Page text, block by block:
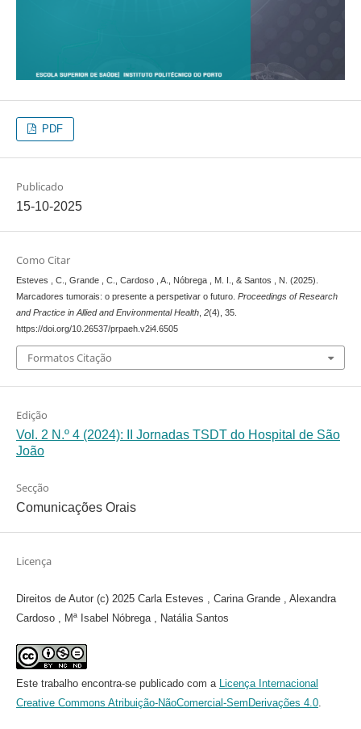
PDF
Publicado
15-10-2025
Como Citar
Esteves , C., Grande , C., Cardoso , A., Nóbrega , M. I., & Santos , N. (2025).
Marcadores tumorais: o presente a perspetivar o futuro. Proceedings of Research
and Practice in Allied and Environmental Health, 2(4), 35.
https://doi.org/10.26537/prpaeh.v2i4.6505
Formatos Citação
Edição
Vol. 2 N.º 4 (2024): II Jornadas TSDT do Hospital de São
João
Secção
Comunicações Orais
Licença
Direitos de Autor (c) 2025 Carla Esteves , Carina Grande , Alexandra
Cardoso , Mª Isabel Nóbrega , Natália Santos
Este trabalho encontra-se publicado com a Licença Internacional
Creative Commons Atribuição-NãoComercial-SemDerivações 4.0.